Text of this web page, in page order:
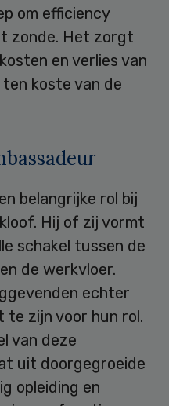
om efficiency
zonde. Het zorgt
en verlies van
koste van de
belangrijke rol bij
Hij of zij vormt
schakel tussen de
de werkvloer.
echter
zijn voor hun rol.
van deze
uit doorgegroeide
opleiding en